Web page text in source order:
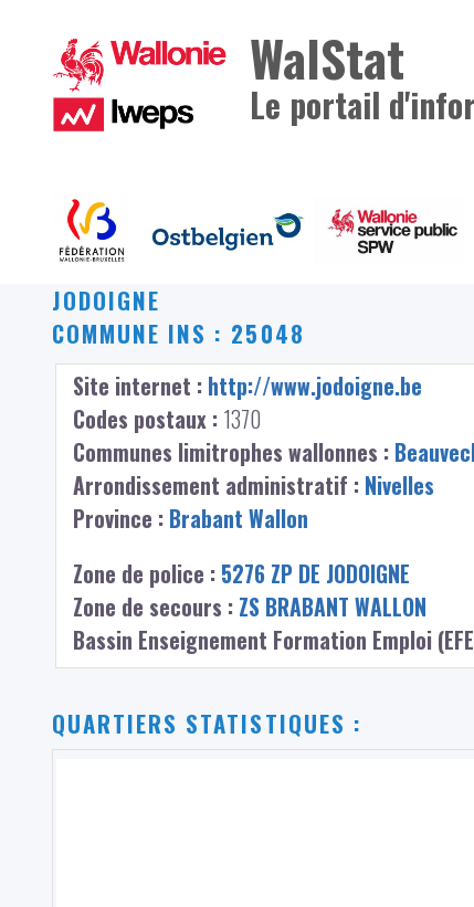
WalStat
Le portail
JODOIGNE
COMMUNE INS : 25048
Site internet : http://www.jodoigne.be
Codes postaux : 1370
Communes limitrophes wallonnes :
Arrondissement administratif : Nivelles
Province : Brabant Wallon
Zone de police : 5276 ZP DE JODOIGNE
Zone de secours : ZS BRABANT WALLON
Bassin Enseignement Formation Emploi
QUARTIERS STATISTIQUES :